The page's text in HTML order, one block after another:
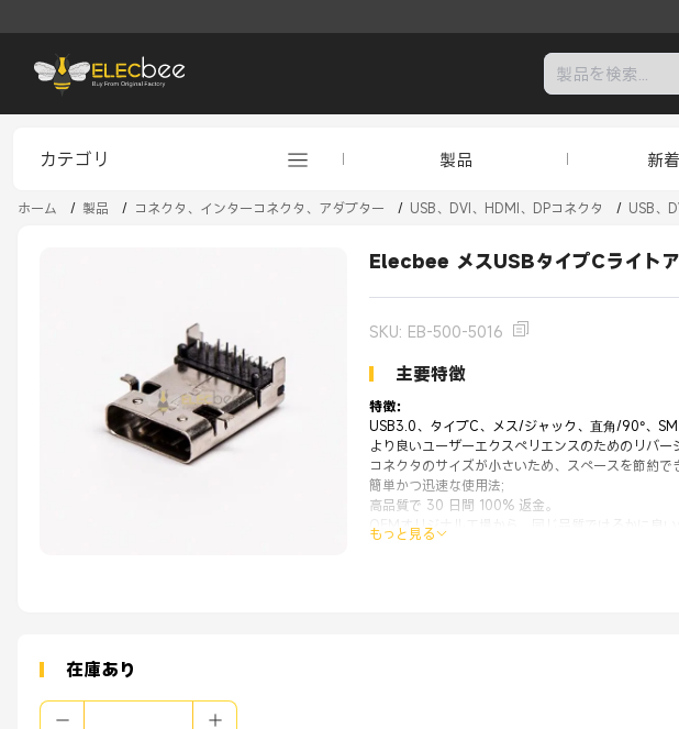
カテゴリ 製品 新
ホーム / 製品 / コネクタ、インターコネクタ、アダプター / USB、DVI、HDMI、DPコネクタ / USB、
Elecbee メスUSBタイプCライト
SKU: EB-500-5016
主要特徴
特徴：
USB3.0、タイプC、メス/ジャック、直角/90°、
より良いユーザーエクスペリエンスのためのリバ
コネクタのサイズが小さいため、スペースを節約で
簡単かつ迅速な使用法;
高品質で 30 日間 100% 返金。
OEMオリジナル工場から、同じ品質ではるかに良い
アプリケーション:
もっと見る
在庫あり